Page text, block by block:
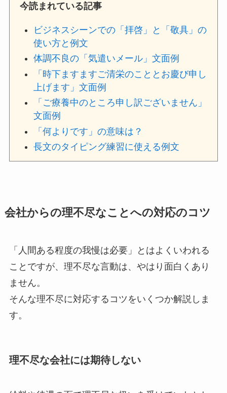
今読まれている記事
ビジネスシーンでの「拝啓」と「敬具」の
使い方と例文
体調不良の「気遣いメール」文面例
「時下ますますご清栄のこととお慶び申し
上げます」文面例
「ご療養中のところ申し訳ございません」
文面例
「何よりです」の意味は？
長文のタイピング練習に使える例文
会社からの理不尽なことへの対応のコツ
「人間ある程度の我慢は必要」とはよくいわれる
ことですが、理不尽な言動は、やはり面白くあり
ません。
そんな理不尽に対応するコツをいくつか解説しま
す。
理不尽な会社には期待しない